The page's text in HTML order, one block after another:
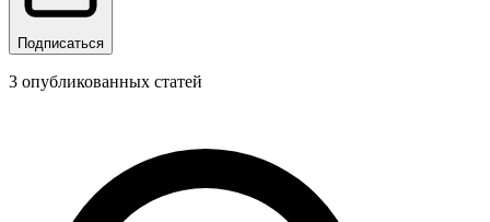
Подписаться
3 опубликованных статей